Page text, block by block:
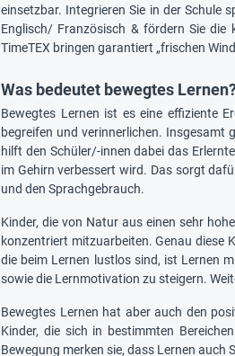
einsetzbar. Integrieren Sie in der Schule
Englisch/ Französisch & fördern Sie die
TimeTEX bringen garantiert „frischen
Was bedeutet bewegtes
Bewegtes Lernen ist es eine effiziente
begreifen und verinnerlichen. Insgesamt
hilft den Schüler/-innen dabei das
im Gehirn verbessert wird. Das sorgt
und den Sprachgebrauch.
Kinder, die von Natur aus einen sehr
konzentriert mitzuarbeiten. Genau diese
die beim Lernen lustlos sind, ist Lernen
sowie die Lernmotivation zu steigern.
Bewegtes Lernen hat aber auch den
Kinder, die sich in bestimmten
Bewegung merken sie, dass Lernen auch